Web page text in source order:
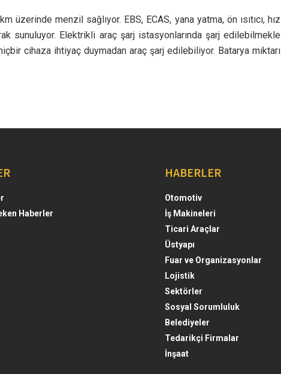
menzil sağlıyor. EBS, ECAS, yana yatma, ön ısıtıcı, hız
sunuluyor. Elektrikli araç şarj istasyonlarında şarj edilebilmekle
cihaza ihtiyaç duymadan araç şarj edilebiliyor. Batarya miktarı
Haberler
HABERLER
Otomotiv
İş Makineleri
Ticari Araçlar
Üstyapı
Fuar ve Organizasyonlar
Lojistik
Sektörler
Sosyal Sorumluluk
Belediyeler
Tedarikçi Firmalar
İnşaat